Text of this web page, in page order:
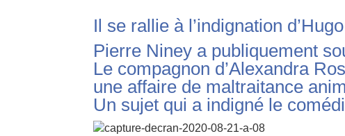
Il se rallie à l’indignation
Pierre Niney a publiquement
Le compagnon d’Alexandra
une affaire de maltraitance
Un sujet qui a indigné le